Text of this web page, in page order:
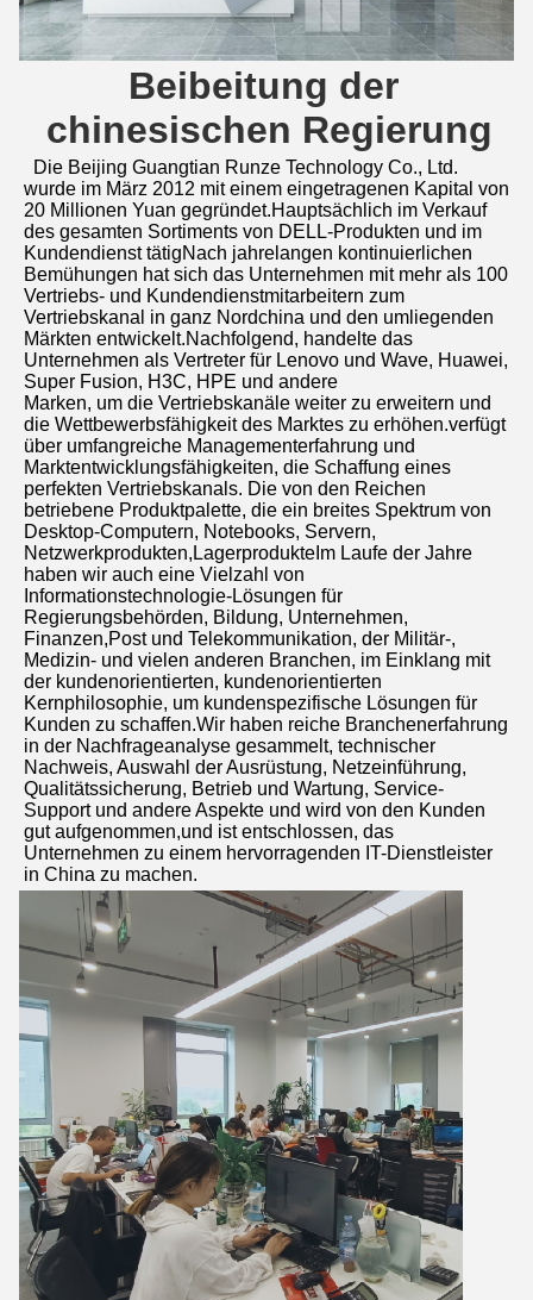
Beibeitung der
chinesischen Regierung
Die Beijing Guangtian Runze Technology Co., Ltd.
wurde im März 2012 mit einem eingetragenen Kapital von
20 Millionen Yuan gegründet.Hauptsächlich im Verkauf
des gesamten Sortiments von DELL-Produkten und im
Kundendienst tätigNach jahrelangen kontinuierlichen
Bemühungen hat sich das Unternehmen mit mehr als 100
Vertriebs- und Kundendienstmitarbeitern zum
Vertriebskanal in ganz Nordchina und den umliegenden
Märkten entwickelt.Nachfolgend, handelte das
Unternehmen als Vertreter für Lenovo und Wave, Huawei,
Super Fusion, H3C, HPE und andere
Marken, um die Vertriebskanäle weiter zu erweitern und
die Wettbewerbsfähigkeit des Marktes zu erhöhen.verfügt
über umfangreiche Managementerfahrung und
Marktentwicklungsfähigkeiten, die Schaffung eines
perfekten Vertriebskanals. Die von den Reichen
betriebene Produktpalette, die ein breites Spektrum von
Desktop-Computern, Notebooks, Servern,
Netzwerkprodukten,LagerprodukteIm Laufe der Jahre
haben wir auch eine Vielzahl von
Informationstechnologie-Lösungen für
Regierungsbehörden, Bildung, Unternehmen,
Finanzen,Post und Telekommunikation, der Militär-,
Medizin- und vielen anderen Branchen, im Einklang mit
der kundenorientierten, kundenorientierten
Kernphilosophie, um kundenspezifische Lösungen für
Kunden zu schaffen.Wir haben reiche Branchenerfahrung
in der Nachfrageanalyse gesammelt, technischer
Nachweis, Auswahl der Ausrüstung, Netzeinführung,
Qualitätssicherung, Betrieb und Wartung, Service-
Support und andere Aspekte und wird von den Kunden
gut aufgenommen,und ist entschlossen, das
Unternehmen zu einem hervorragenden IT-Dienstleister
in China zu machen.